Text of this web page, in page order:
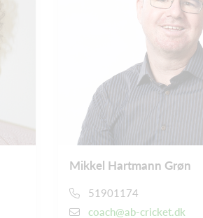
Mikkel Hartmann Grøn
51901174
coach@ab-cricket.dk